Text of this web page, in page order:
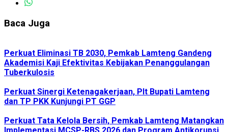
Baca Juga
Perkuat Eliminasi TB 2030, Pemkab Lamteng Gandeng
Akademisi Kaji Efektivitas Kebijakan Penanggulangan
Tuberkulosis
Perkuat Sinergi Ketenagakerjaan, Plt Bupati Lamteng
dan TP PKK Kunjungi PT GGP
Perkuat Tata Kelola Bersih, Pemkab Lamteng Matangkan